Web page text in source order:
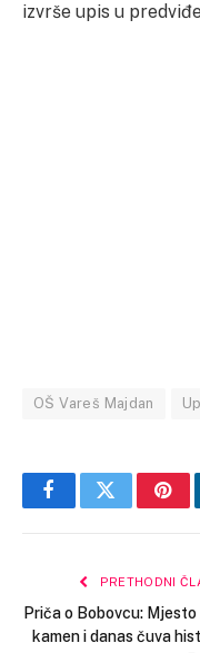
izvrše upis u
OŠ Vareš Majdan
FacebookTwitter
PRETHODNI
Priča o Bobovcu:
kamen i danas čuva